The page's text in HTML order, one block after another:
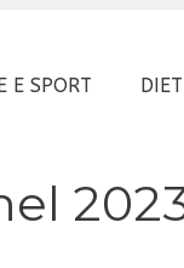
E SPORT